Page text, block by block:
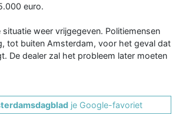
euro.
situatie weer vrijgegeven. Politiemensen
tot buiten Amsterdam, voor het geval dat
De dealer zal het probleem later moeten
je Google-favoriet